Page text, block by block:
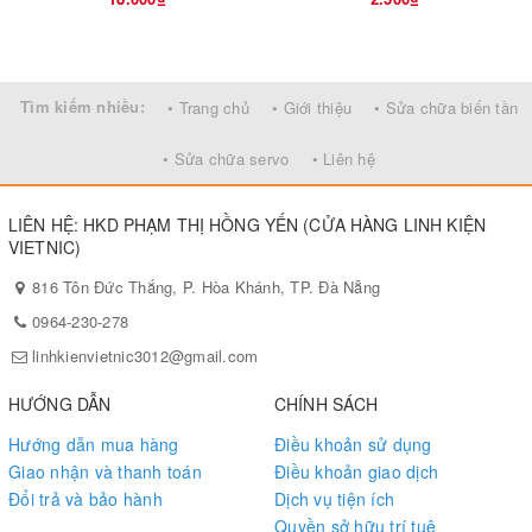
Tìm kiếm nhiều: • Trang chủ • Giới thiệu • Sửa chữa biến tần
• Sửa chữa servo • Liên hệ
LIÊN HỆ: HKD PHẠM THỊ HỒNG YẾN (CỬA HÀNG LINH KIỆN
VIETNIC)
816 Tôn Đức Thắng, P. Hòa Khánh, TP. Đà Nẵng
0964-230-278
linhkienvietnic3012@gmail.com
HƯỚNG DẪN
Hướng dẫn mua hàng
Giao nhận và thanh toán
Đổi trả và bảo hành
CHÍNH SÁCH
Điều khoản sử dụng
Điều khoản giao dịch
Dịch vụ tiện ích
Quyền sở hữu trí tuệ